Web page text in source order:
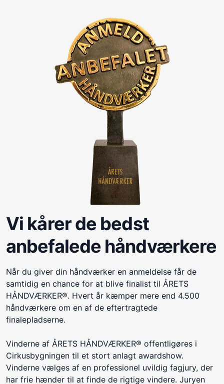
Vi kårer de bedst
anbefalede håndværkere
Når du giver din håndværker en anmeldelse får de
samtidig en chance for at blive finalist til ÅRETS
HÅNDVÆRKER®. Hvert år kæmper mere end 4.500
håndværkere om en af de eftertragtede
finalepladserne.
Vinderne af ÅRETS HÅNDVÆRKER® offentligøres i
Cirkusbygningen til et stort anlagt awardshow.
Vinderne vælges af en professionel uvildig fagjury, der
har frie hænder til at finde de rigtige vindere. Juryen